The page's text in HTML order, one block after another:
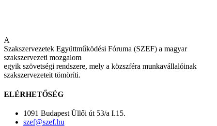
A
Szakszervezetek Együttműködési Fóruma (SZEF) a magyar
szakszervezeti mozgalom
egyik szövetségi rendszere, mely a közszféra munkavállalóinak
szakszervezeteit tömöríti.
ELÉRHETŐSÉG
1091 Budapest Üllői út 53/a I.15.
szef@szef.hu